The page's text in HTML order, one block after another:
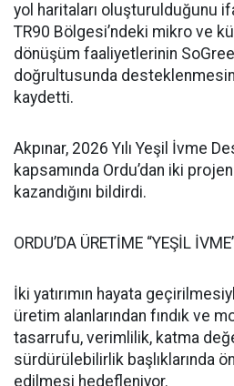
yol haritaları oluşturulduğunu
TR90 Bölgesi’ndeki mikro ve
dönüşüm faaliyetlerinin
doğrultusunda
kaydetti.
Akpınar, 2026 Yılı Yeşil İvme
kapsamında Ordu’dan iki
kazandığını bildirdi.
ORDU’DA ÜRETİME “YEŞİL
İki yatırımın hayata
üretim alanlarından fındık ve
tasarrufu, verimlilik, katma
sürdürülebilirlik başlıklarında
edilmesi hedefleniyor.